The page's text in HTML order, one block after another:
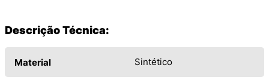
Descrição Técnica:
Material Sintético